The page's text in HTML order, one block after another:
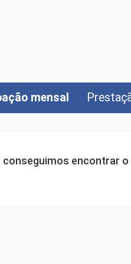
mensal
conseguimos encontrar